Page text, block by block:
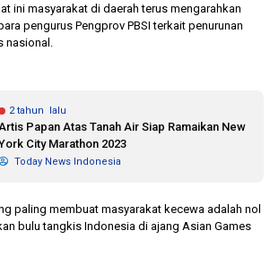
ini masyarakat di daerah terus mengarahkan
pengurus Pengprov PBSI terkait penurunan
2 tahun lalu
Artis Papan Atas Tanah Air Siap Ramaikan New
City Marathon 2023
Today News Indonesia
paling membuat masyarakat kecewa adalah nol
bulu tangkis Indonesia di ajang Asian Games